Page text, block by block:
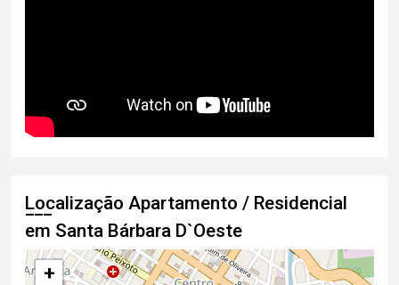
Localização Apartamento / Residencial
em Santa Bárbara D`Oeste
+